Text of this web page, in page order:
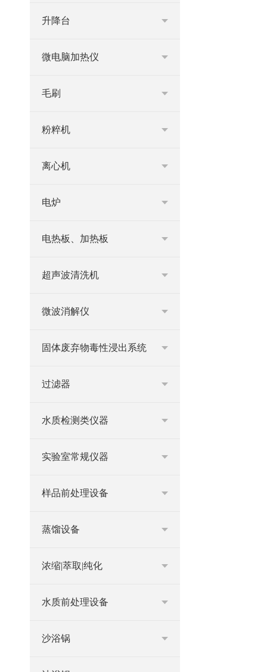
升降台
微电脑加热仪
毛刷
粉粹机
离心机
电炉
电热板、加热板
超声波清洗机
微波消解仪
固体废弃物毒性浸出系统
过滤器
水质检测类仪器
实验室常规仪器
样品前处理设备
蒸馏设备
浓缩|萃取|纯化
水质前处理设备
沙浴锅